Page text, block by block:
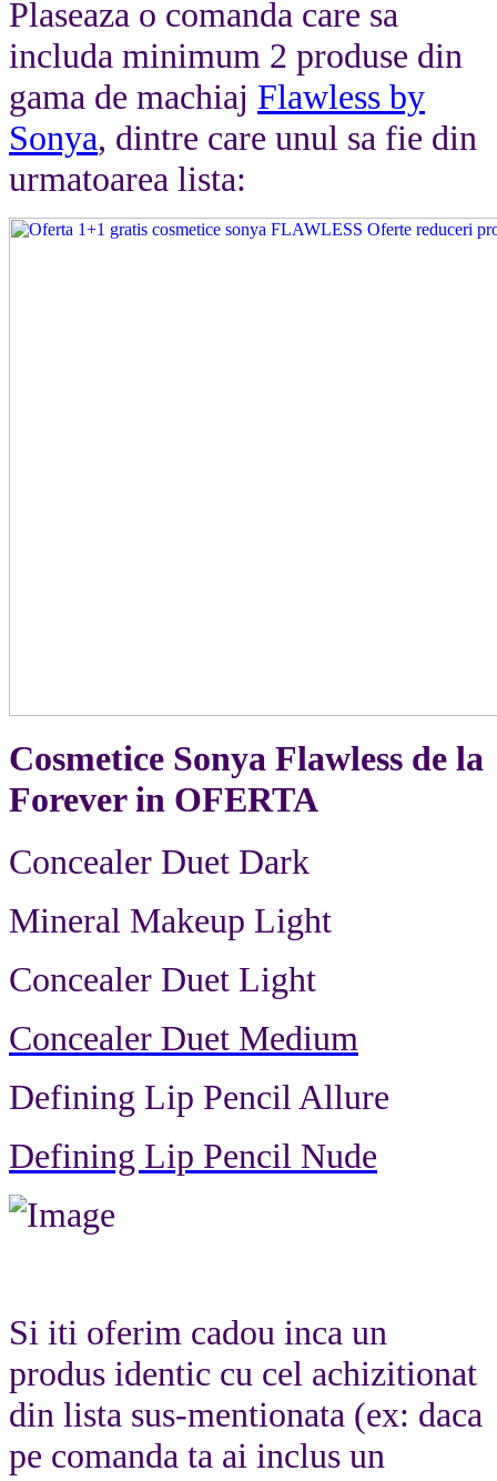
Plaseaza o comanda care sa
includa minimum 2 produse din
gama de machiaj Flawless by
Sonya, dintre care unul sa fie din
urmatoarea lista:
Cosmetice Sonya Flawless de la
Forever in OFERTA
Concealer Duet Dark
Mineral Makeup Light
Concealer Duet Light
Concealer Duet Medium
Defining Lip Pencil Allure
Defining Lip Pencil Nude
Si iti oferim cadou inca un
produs identic cu cel achizitionat
din lista sus-mentionata (ex: daca
pe comanda ta ai inclus un